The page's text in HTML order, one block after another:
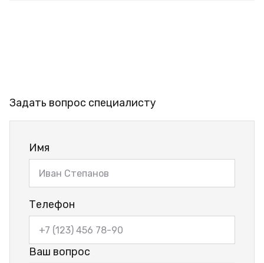
Задать вопрос специалисту
Имя
Телефон
Ваш вопрос